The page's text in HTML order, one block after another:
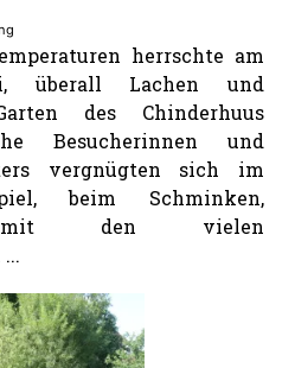
herrschte am
überall Lachen und
des Chinderhuus
Besucherinnen und
vergnügten sich im
beim Schminken,
mit den vielen